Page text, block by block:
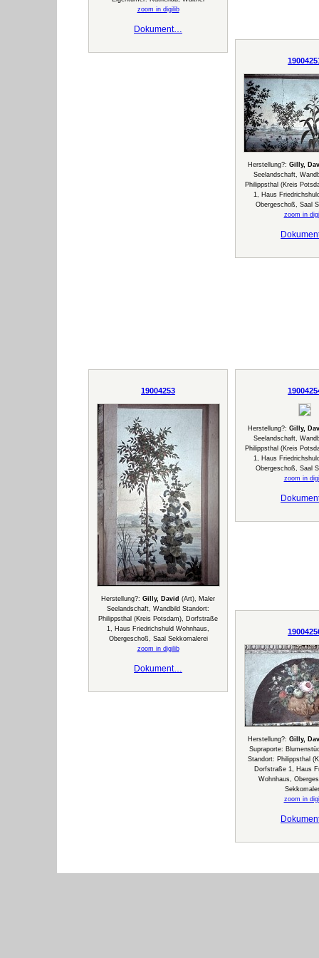
zoom in digilib
Dokument…
Herstellung?: Gilly,
Seelandschaft,
Philippsthal (Kreis
1, Haus
Obergeschoß, Saal
zoom in
19004253
Herstellung?: Gilly, David (Art), Maler
Seelandschaft, Wandbild Standort:
Philippsthal (Kreis Potsdam), Dorfstraße
1, Haus Friedrichshuld Wohnhaus,
Obergeschoß, Saal Sekkomalerei
zoom in digilib
Dokument…
Herstellung?: Gilly,
Seelandschaft,
Philippsthal (Kreis
1, Haus
Obergeschoß, Saal
zoom in
Herstellung?: Gilly,
Supraporte:
Standort: Philippsthal
Dorfstraße 1, Haus
Wohnhaus,
zoom in